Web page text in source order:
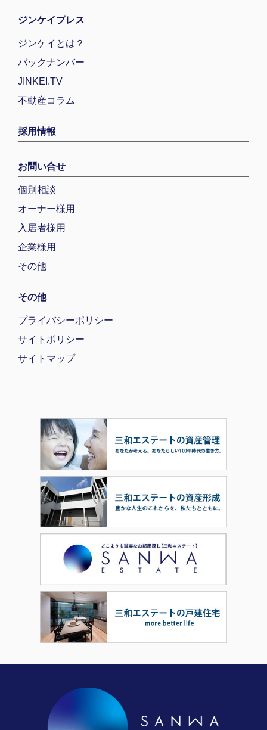
ジンケイプレス
ジンケイとは？
バックナンバー
JINKEI.TV
不動産コラム
採用情報
お問い合せ
個別相談
オーナー様用
入居者様用
企業様用
その他
その他
プライバシーポリシー
サイトポリシー
サイトマップ